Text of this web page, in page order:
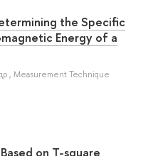
the Specific
Energy of a
, Measurement Technique
on T-square